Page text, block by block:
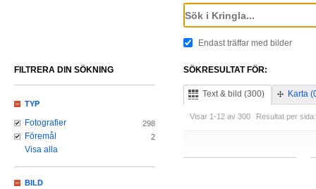
Endast träffar med bilder
SÖKRESULTAT FÖR:
Text & bild (300) Karta
Visar 1-12 av 300 Resultat per sida:
FILTRERA DIN SÖKNING
TYP
Fotografier 298
Föremål 2
Visa alla
BILD